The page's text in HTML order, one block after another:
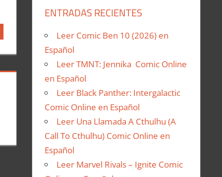
ENTRADAS RECIENTES
Leer Comic Ben 10 (2026) en
Español
Leer TMNT: Jennika Comic Online
en Español
Leer Black Panther: Intergalactic
Comic Online en Español
Leer Una Llamada A Cthulhu (A
Call To Cthulhu) Comic Online en
Español
Leer Marvel Rivals – Ignite Comic